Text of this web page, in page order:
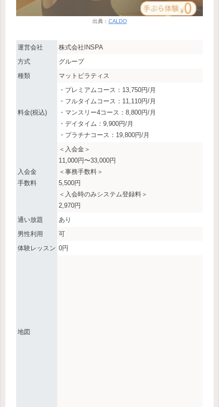
出典： CALDO
運営会社
株式会社INSPA
方式
グループ
種類
マットピラティス
料金(税込)
・プレミアムコース：13,750円/月
・フルタイムコース：11,110円/月
・マンスリー4コース：8,800円/月
・デイタイム：9,900円/月
・プラチナコース：19,800円/月
入会金
手数料
＜入会金＞
11,000円〜33,000円
＜事務手数料＞
5,500円
＜入会時のみシステム登録料＞
2,970円
通い放題
あり
男性利用
可
体験レッスン 0円
地図